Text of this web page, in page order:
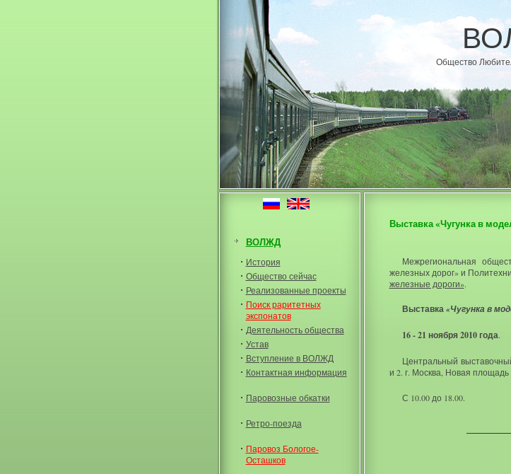
Общество
ВОЛЖД
История
Общество сейчас
Реализованные проекты
Поиск раритетных
экспонатов
Деятельность общества
Устав
Вступление в ВОЛЖД
Контактная информация
Паровозные обкатки
Ретро-поезда
Паровоз Бологое-
Осташков
Выставка «Чугунка в
Межрегиональная
железных дорог» и
железные дороги».
Выставка«Чугунка в
16 - 21 ноября 2010 года.
Центральный
и 2. г. Москва, Новая
С 10.00 до 18.00.